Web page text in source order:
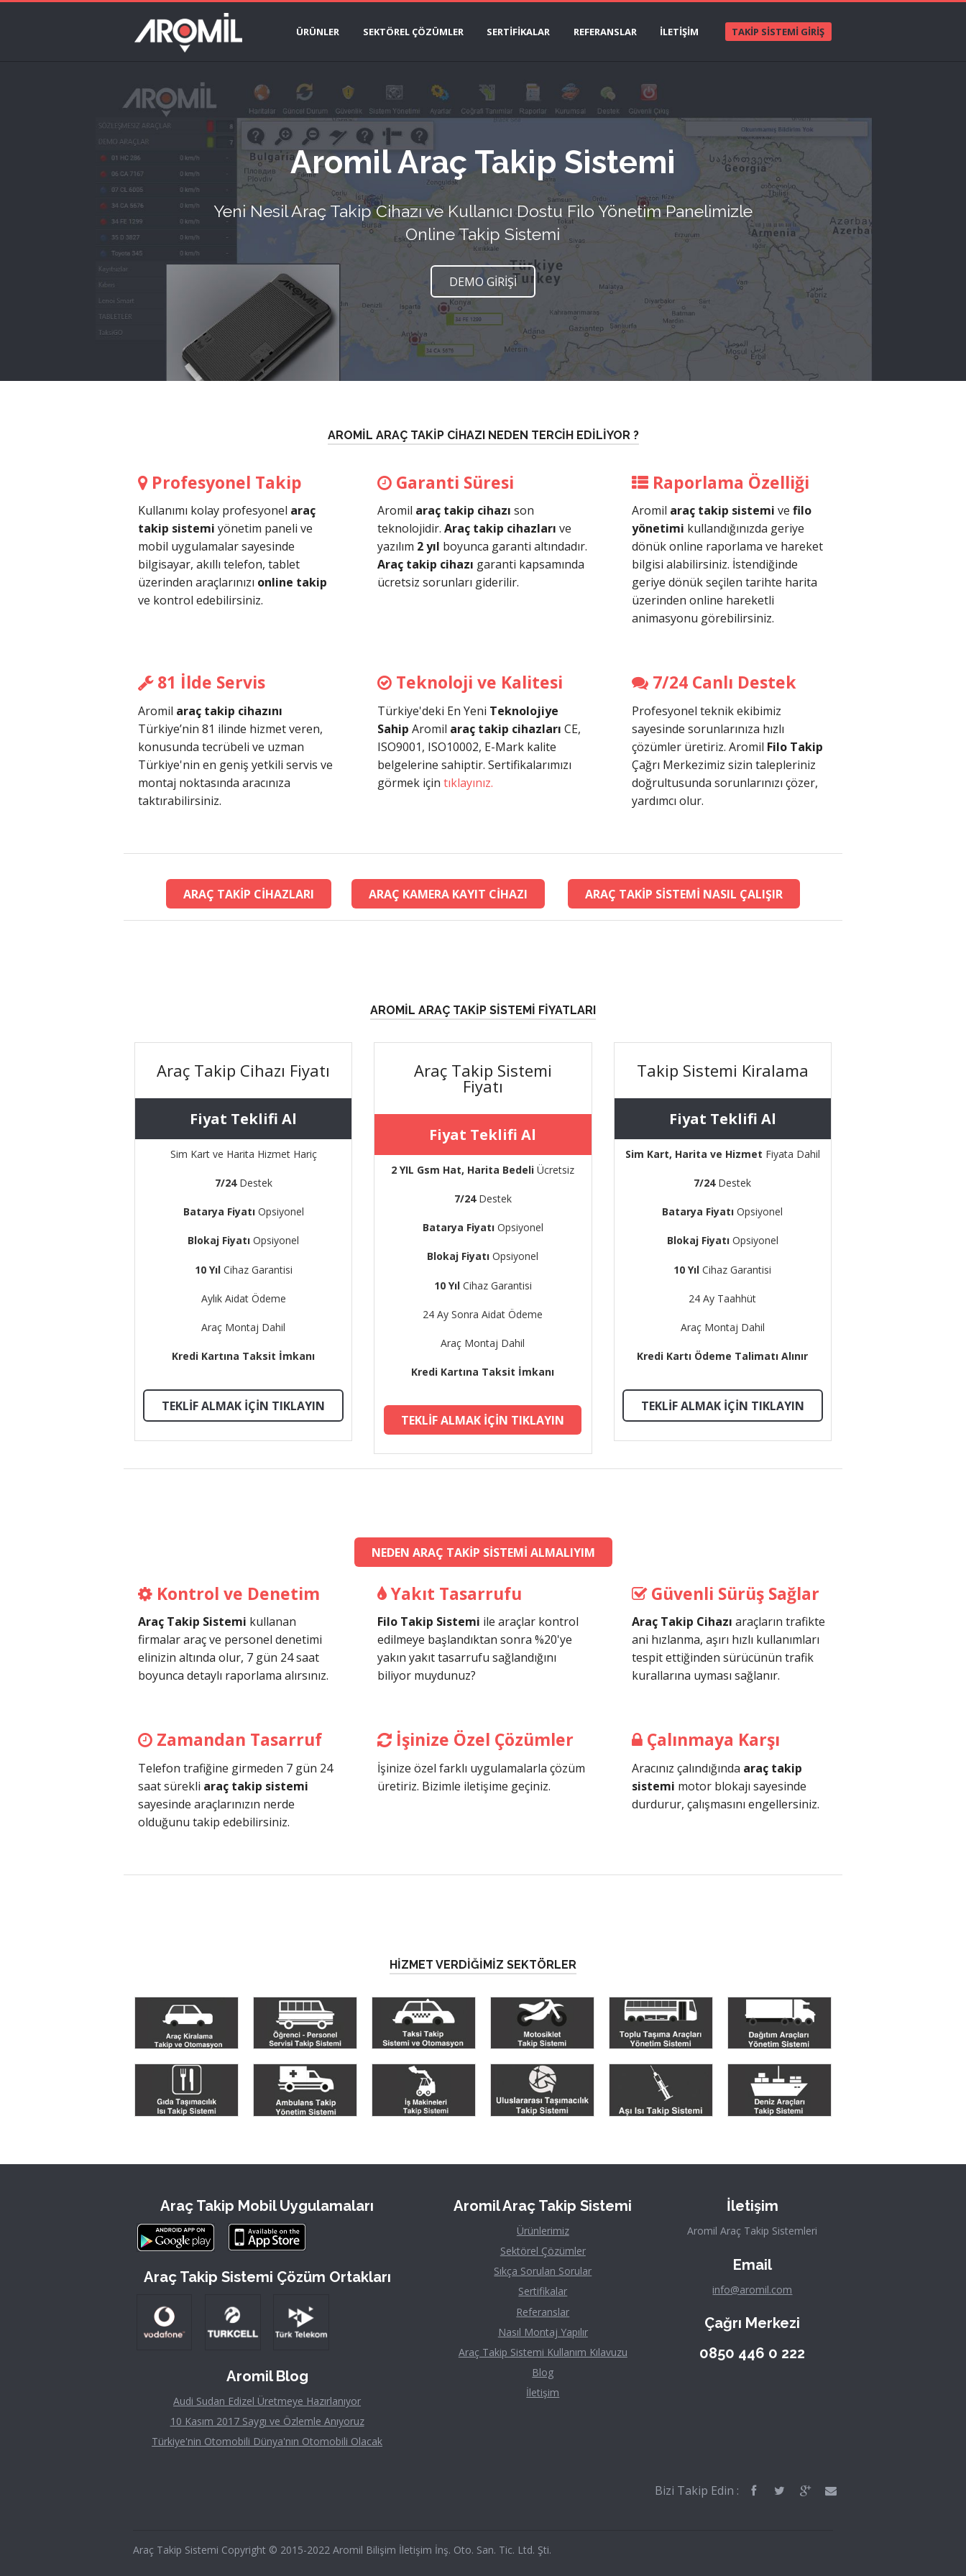
ÜRÜNLER SEKTÖREL ÇÖZÜMLER SERTİFİKALAR REFERANSLAR İLETİŞİM TAKIP SISTEMI GIRIŞ
Aromil Araç Takip Sistemi
Yeni Nesil Araç Takip Cihazı ve Kullanıcı Dostu Filo Yönetim Panelimizle
Online Takip Sistemi
DEMO GİRİŞİ
AROMİL ARAÇ TAKİP CİHAZI NEDEN TERCİH EDİLİYOR ?
Profesyonel Takip
Kullanımı kolay profesyonel araç
takip sistemi yönetim paneli ve
mobil uygulamalar sayesinde
bilgisayar, akıllı telefon, tablet
üzerinden araçlarınızı online takip
ve kontrol edebilirsiniz.
Garanti Süresi
Aromil araç takip cihazı son
teknolojidir.Araç takip cihazları ve
yazılım 2 yıl boyunca garanti altındadır.
Araç takip cihazı garanti kapsamında
ücretsiz sorunları giderilir.
Raporlama Özelliği
Aromil araç takip sistemi ve filo
yönetimi kullandığınızda geriye
dönük online raporlama ve hareket
bilgisi alabilirsiniz. İstendiğinde
geriye dönük seçilen tarihte harita
üzerinden online hareketli
animasyonu görebilirsiniz.
81 İlde Servis
Aromil araç takip cihazını
Türkiye’nin 81 ilinde hizmet veren,
konusunda tecrübeli ve uzman
Türkiye'nin en geniş yetkili servis ve
montaj noktasında aracınıza
taktırabilirsiniz.
Teknoloji ve Kalitesi
Türkiye'deki En Yeni Teknolojiye
Sahip Aromil araç takip cihazları CE,
ISO9001, ISO10002, E-Mark kalite
belgelerine sahiptir. Sertifikalarımızı
görmek içintıklayınız.
7/24 Canlı Destek
Profesyonel teknik ekibimiz
sayesinde sorunlarınıza hızlı
çözümler üretiriz. Aromil Filo Takip
Çağrı Merkezimiz sizin talepleriniz
doğrultusunda sorunlarınızı çözer,
yardımcı olur.
ARAÇ TAKİP CİHAZLARI ARAÇ KAMERA KAYIT CİHAZI ARAÇ TAKİP SİSTEMİ NASIL ÇALIŞIR
AROMİL ARAÇ TAKİP SİSTEMİ FİYATLARI
Araç Takip Cihazı Fiyatı
Fiyat Teklifi Al
Sim Kart ve Harita Hizmet Hariç
7/24Destek
Batarya FiyatıOpsiyonel
Blokaj Fiyatı Opsiyonel
10 YılCihaz Garantisi
Aylık Aidat Ödeme
Araç Montaj Dahil
Kredi Kartına Taksit İmkanı
TEKLIF ALMAK İÇIN TIKLAYIN
Araç Takip Sistemi
Fiyatı
Fiyat Teklifi Al
2 YIL Gsm Hat, Harita Bedeli Ücretsiz
7/24Destek
Batarya FiyatıOpsiyonel
Blokaj Fiyatı Opsiyonel
10 YılCihaz Garantisi
24 Ay Sonra Aidat Ödeme
Araç Montaj Dahil
Kredi Kartına Taksit İmkanı
TEKLIF ALMAK İÇIN TIKLAYIN
Takip Sistemi Kiralama
Fiyat Teklifi Al
Sim Kart, Harita ve Hizmet Fiyata Dahil
7/24Destek
Batarya Fiyatı Opsiyonel
Blokaj FiyatıOpsiyonel
10 Yıl Cihaz Garantisi
24 Ay Taahhüt
Araç Montaj Dahil
Kredi Kartı Ödeme Talimatı Alınır
TEKLIF ALMAK İÇIN TIKLAYIN
NEDEN ARAÇ TAKIP SISTEMI ALMALIYIM
Kontrol ve Denetim
Araç Takip Sistemi kullanan
firmalar araç ve personel denetimi
elinizin altında olur, 7 gün 24 saat
boyunca detaylı raporlama alırsınız.
Yakıt Tasarrufu
Filo Takip Sistemi ile araçlar kontrol
edilmeye başlandıktan sonra %20'ye
yakın yakıt tasarrufu sağlandığını
biliyor muydunuz?
Güvenli Sürüş Sağlar
Araç Takip Cihazı araçların trafikte
ani hızlanma, aşırı hızlı kullanımları
tespit ettiğinden sürücünün trafik
kurallarına uyması sağlanır.
Zamandan Tasarruf
Telefon trafiğine girmeden 7 gün 24
saat sürekli araç takip sistemi
sayesinde araçlarınızın nerde
olduğunu takip edebilirsiniz.
İşinize Özel Çözümler
İşinize özel farklı uygulamalarla çözüm
üretiriz. Bizimle iletişime geçiniz.
Çalınmaya Karşı
Aracınız çalındığında araç takip
sistemi motor blokajı sayesinde
durdurur, çalışmasını engellersiniz.
HİZMET VERDİĞİMİZ SEKTÖRLER
Araç Takip Mobil Uygulamaları
Araç Takip Sistemi Çözüm Ortakları
Aromil Blog
Audi Sudan Edizel Üretmeye Hazırlanıyor
10 Kasım 2017 Saygı ve Özlemle Anıyoruz
Türkiye'nin Otomobili Dünya'nın Otomobili Olacak
AromilAraç Takip Sistemi
Ürünlerimiz
Sektörel Çözümler
Sıkça Sorulan Sorular
Sertifikalar
Referanslar
Nasıl Montaj Yapılır
Araç Takip Sistemi Kullanım Kılavuzu
Blog
İletişim
İletişim
Aromil Araç Takip Sistemleri
Email
info@aromil.com
Çağrı Merkezi
0850 446 0 222
Bizi Takip Edin :
Araç Takip Sistemi Copyright © 2015-2022 Aromil Bilişim İletişim İnş. Oto. San. Tic. Ltd. Şti.